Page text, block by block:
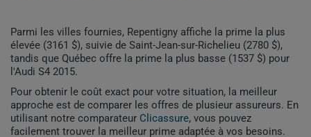
Parmi les villes fournies, Repentigny affiche la prime la plus
élevée (3161 $), suivie de Saint-Jean-sur-Richelieu (2780 $),
tandis que Québec offre la prime la plus basse (1537 $) pour
l'Audi S4 2015.
Pour obtenir le coût exact pour votre situation, la meilleur
approche est de comparer les offres de plusieur assureurs. En
utilisant notre comparateur Clicassure, vous pouvez
facilement trouver la meilleur prime adaptée à vos besoins.